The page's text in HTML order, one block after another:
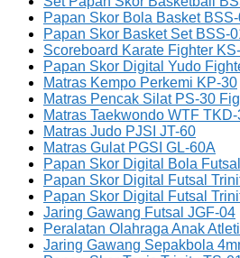
Papan Skor Bola Basket
Papan Skor Basket Set BSS-
Scoreboard Karate Fighter
Papan Skor Digital Yudo
Matras Kempo Perkemi KP-30
Matras Pencak Silat PS-30
Matras Taekwondo WTF
Matras Judo PJSI JT-60
Matras Gulat PGSI GL-60A
Papan Skor Digital Bola
Papan Skor Digital Futsal
Papan Skor Digital Futsal
Jaring Gawang Futsal JGF-04
Peralatan Olahraga Anak
Jaring Gawang Sepakbola